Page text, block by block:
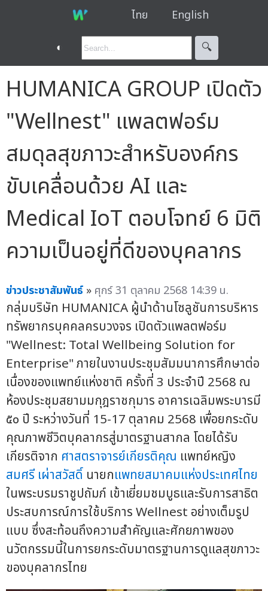
ไทย English
◐ 🔍︎
HUMANICA GROUP เปิดตัว
"Wellnest" แพลตฟอร์ม
สมดุลสุขภาวะสำหรับองค์กร
ขับเคลื่อนด้วย AI และ
Medical IoT ตอบโจทย์ 6 มิติ
ความเป็นอยู่ที่ดีของบุคลากร
ข่าวประชาสัมพันธ์ » ศุกร์ 31 ตุลาคม 2568 14:39 น.
กลุ่มบริษัท HUMANICA ผู้นำด้านโซลูชันการบริหาร
ทรัพยากรบุคคลครบวงจร เปิดตัวแพลตฟอร์ม
"Wellnest: Total Wellbeing Solution for
Enterprise" ภายในงานประชุมสัมมนาการศึกษาต่อ
เนื่องของแพทย์แห่งชาติ ครั้งที่ 3 ประจำปี 2568 ณ
ห้องประชุมสยามมกุฎราชกุมาร อาคารเฉลิมพระบารมี
๕๐ ปี ระหว่างวันที่ 15-17 ตุลาคม 2568 เพื่อยกระดับ
คุณภาพชีวิตบุคลากรสู่มาตรฐานสากล โดยได้รับ
เกียรติจาก ศาสตราจารย์เกียรติคุณ แพทย์หญิง
สมศรี เผ่าสวัสดิ์ นายกแพทยสมาคมแห่งประเทศไทย
ในพระบรมราชูปถัมภ์ เข้าเยี่ยมชมบูธและรับการสาธิต
ประสบการณ์การใช้บริการ Wellnest อย่างเต็มรูป
แบบ ซึ่งสะท้อนถึงความสำคัญและศักยภาพของ
นวัตกรรมนี้ในการยกระดับมาตรฐานการดูแลสุขภาวะ
ของบุคลากรไทย